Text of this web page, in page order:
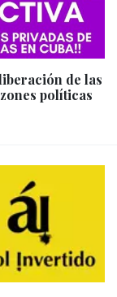
de las
políticas